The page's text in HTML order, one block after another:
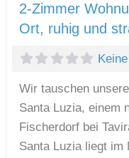
2-Zimmer
Ort, ruhig und
Wir tauschen
Santa Luzia, einem
Fischerdorf bei
Santa Luzia liegt im